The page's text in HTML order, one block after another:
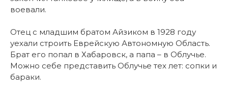
воевали.
Отец с младшим братом Айзиком в 1928 году
уехали строить Еврейскую Автономную Область.
Брат его попал в Хабаровск, а папа – в Облучье.
Можно себе представить Облучье тех лет: сопки и
бараки.